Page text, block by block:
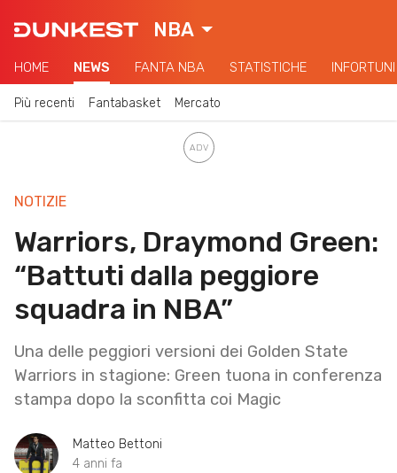
NBA
HOME NEWS FANTA NBA STATISTICHE INFORTUNI
Più recenti Fantabasket Mercato
NOTIZIE
Warriors, Draymond Green:
“Battuti dalla peggiore
squadra in NBA”
Una delle peggiori versioni dei Golden State
Warriors in stagione: Green tuona in conferenza
stampa dopo la sconfitta coi Magic
Matteo Bettoni
4 anni fa